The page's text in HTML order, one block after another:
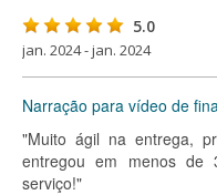
5.0
jan. 2024 - jan. 2024
Narração para vídeo de
"Muito ágil na entrega,
entregou em menos
serviço!"